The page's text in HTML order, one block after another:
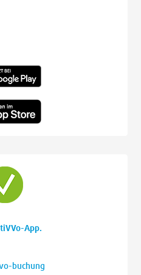
App.
buchung